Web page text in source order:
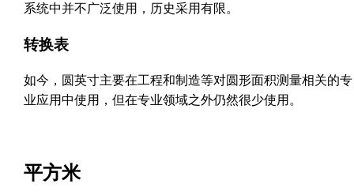
系统中并不广泛使用，历史采用有限。
转换表
如今，圆英寸主要在工程和制造等对圆形面积测量相关的专
业应用中使用，但在专业领域之外仍然很少使用。
平方米